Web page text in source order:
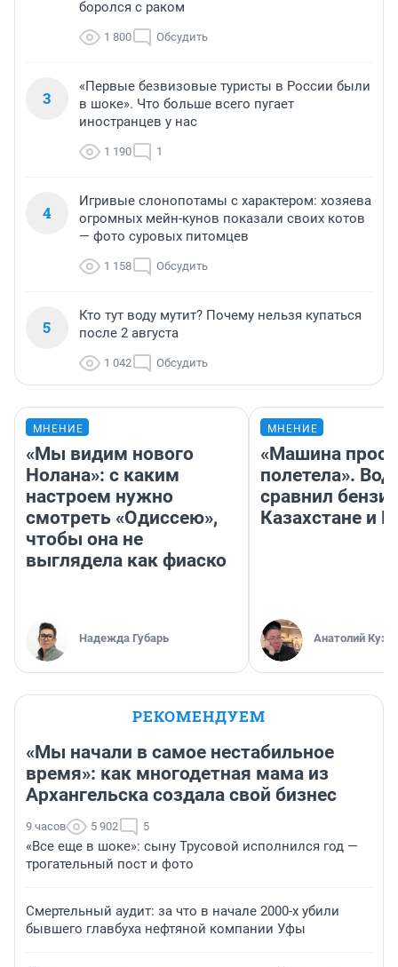
боролся с раком
1 800 Обсудить
3
«Первые безвизовые туристы в России были
в шоке». Что больше всего пугает
иностранцев у нас
1 190 1
4
Игривые слонопотамы с характером: хозяева
огромных мейн-кунов показали своих котов
— фото суровых питомцев
1 158 Обсудить
5
Кто тут воду мутит? Почему нельзя купаться
после 2 августа
1 042 Обсудить
МНЕНИЕ
«Мы видим нового
Нолана»: с каким
настроем нужно
смотреть «Одиссею»,
чтобы она не
выглядела как фиаско
Надежда Губарь
МНЕНИЕ
«Машина
полетела».
сравнил
Казахстане и
Анатолий
РЕКОМЕНДУЕМ
«Мы начали в самое нестабильное
время»: как многодетная мама из
Архангельска создала свой бизнес
9 часов 5 902 5
«Все еще в шоке»: сыну Трусовой исполнился год —
трогательный пост и фото
Смертельный аудит: за что в начале 2000-х убили
бывшего главбуха нефтяной компании Уфы